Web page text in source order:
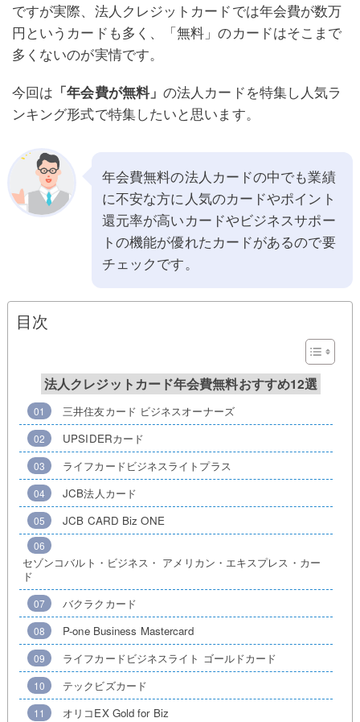
ですが実際、法人クレジットカードでは年会費が数万
円というカードも多く、「無料」のカードはそこまで
多くないのが実情です。
今回は 「年会費が無料」の法人カードを特集し人気ラ
ンキング形式で特集したいと思います。
年会費無料の法人カードの中でも業績
に不安な方に人気のカードやポイント
還元率が高いカードやビジネスサポー
トの機能が優れたカードがあるので要
チェックです。
目次
法人クレジットカード年会費無料おすすめ12選
三井住友カード ビジネスオーナーズ
UPSIDERカード
ライフカードビジネスライトプラス
JCB法人カード
JCB CARD Biz ONE
セゾンコバルト・ビジネス・ アメリカン・エキスプレス・カー
ド
バクラクカード
P-one Business Mastercard
ライフカードビジネスライト ゴールドカード
テックビズカード
オリコEX Gold for Biz